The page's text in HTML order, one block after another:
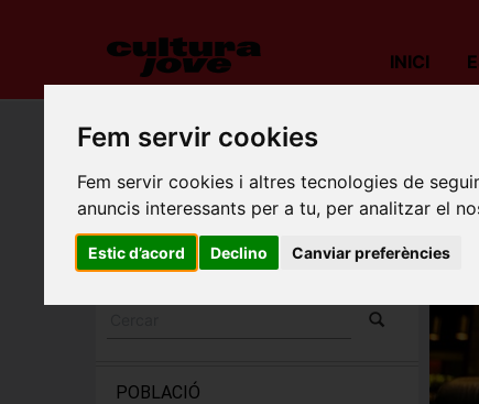
Fem servir cookies
Fem servir cookies i altres tecnologies de
anuncis interessants per a tu, per analitzar el
Estic d’acord Declino Canviar preferències
INICI
ESPECTACLES I
CONCERTS
POBLACIÓ